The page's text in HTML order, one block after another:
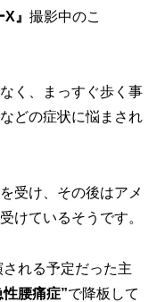
』 撮影中のこ
く、まっすぐ歩く事
どの症状に悩まされ
受け、その後はアメ
けているそうです。
れる予定だった主
性腰痛症”で降板して